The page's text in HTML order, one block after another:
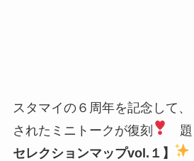
スタマイの６周年を記念して
されたミニトークが復刻
題
セレクションマップvol.１】